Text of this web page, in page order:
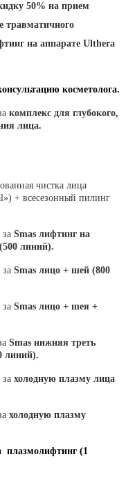
50% на прием
травматичного
на аппарате Ulthera
косметолога.
комплекс для глубокого,
лица.
чистка лица
+ всесезонный пилинг
Smas лифтинг на
линий).
Smas лицо + шей (800
Smas лицо + шея +
Smas нижняя треть
линий).
холодную плазму лица
холодную плазму
плазмолифтинг (1